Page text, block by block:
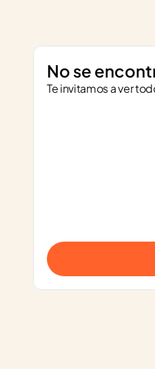
No se
Te invitamos a ver